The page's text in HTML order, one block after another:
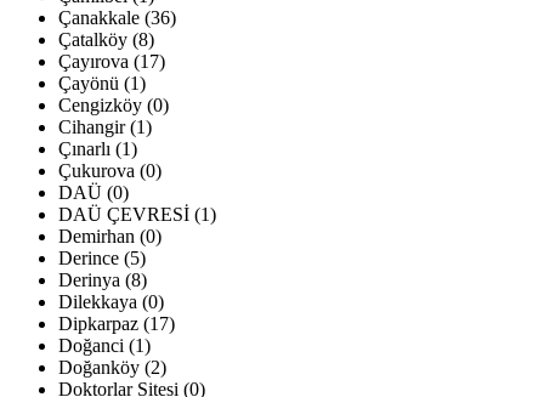
Çanakkale (36)
Çatalköy (8)
Çayırova (17)
Çayönü (1)
Cengizköy (0)
Cihangir (1)
Çınarlı (1)
Çukurova (0)
DAÜ (0)
DAÜ ÇEVRESİ (1)
Demirhan (0)
Derince (5)
Derinya (8)
Dilekkaya (0)
Dipkarpaz (17)
Doğanci (1)
Doğanköy (2)
Doktorlar Sitesi (0)